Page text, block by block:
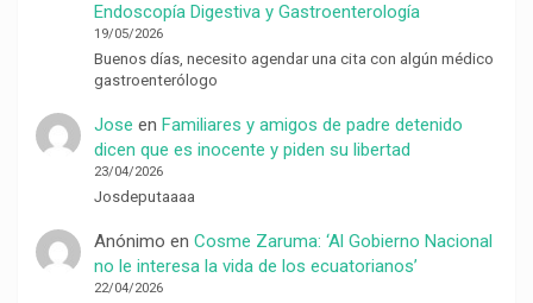
Endoscopía Digestiva y Gastroenterología
19/05/2026
Buenos días, necesito agendar una cita con algún médico
gastroenterólogo
Jose en Familiares y amigos de padre detenido
dicen que es inocente y piden su libertad
23/04/2026
Josdeputaaaa
Anónimo en Cosme Zaruma: ‘Al Gobierno Nacional
no le interesa la vida de los ecuatorianos’
22/04/2026